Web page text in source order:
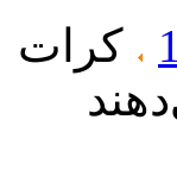
كرات